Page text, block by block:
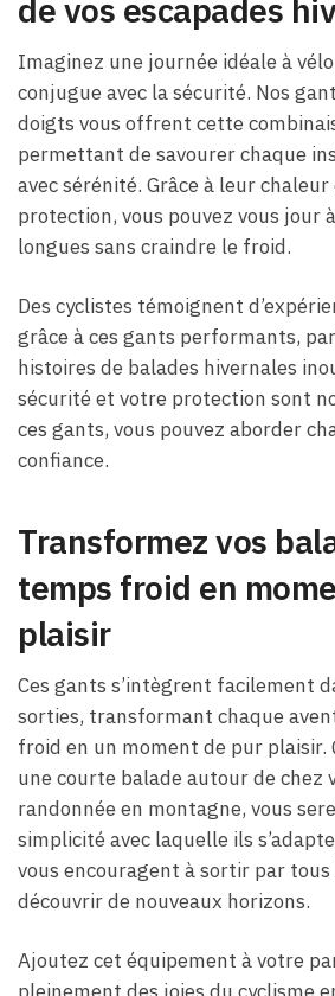
de vos escapades
Imaginez une journée idéale à
conjugue avec la sécurité. Nos
doigts vous offrent cette
permettant de savourer chaque
avec sérénité. Grâce à leur
protection, vous pouvez vous jour
longues sans craindre le froid.
Des cyclistes témoignent
grâce à ces gants performants,
histoires de balades hivernales
sécurité et votre protection sont
ces gants, vous pouvez aborder
confiance.
Transformez vos
temps froid en
plaisir
Ces gants s’intègrent facilement
sorties, transformant chaque
froid en un moment de pur plaisir.
une courte balade autour de chez
randonnée en montagne, vous
simplicité avec laquelle ils
vous encouragent à sortir par
découvrir de nouveaux horizons.
Ajoutez cet équipement à votre